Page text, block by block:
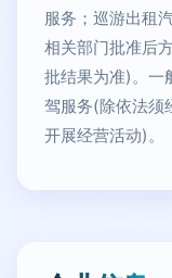
服务；巡游出租
相关部门批准后
批结果为准)。一
驾服务(除依法须
开展经营活动)。